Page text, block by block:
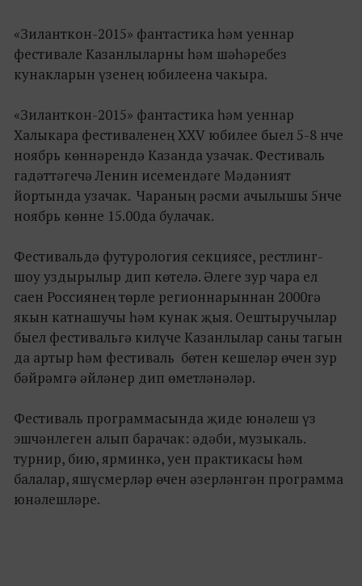
«Зиланткон-2015» фантастика һәм уеннар
фестивале Казанлыларны һәм шәһәребез
кунакларын үзенең юбилеена чакыра.
«Зиланткон-2015» фантастика һәм уеннар
Халыкара фестиваленең XXV юбилее быел 5-8 нче
ноябрь көннәрендә Казанда узачак. Фестиваль
гадәттәгечә Ленин исемендәге Мәдәният
йортында узачак. Чараның рәсми ачылышы 5нче
ноябрь көнне 15.00да булачак.
Фестивальдә футурология секциясе, рестлинг-
шоу уздырылыр дип көтелә. Әлеге зур чара ел
саен Россиянең төрле регионнарыннан 2000гә
якын катнашучы һәм кунак җыя. Оештыручылар
быел фестивальгә килүче Казанлылар саны тагын
да артыр һәм фестиваль бөтен кешеләр өчен зур
бәйрәмгә әйләнер дип өметләнәләр.
Фестиваль программасында җиде юнәлеш үз
эшчәнлеген алып барачак: әдәби, музыкаль.
турнир, бию, ярминкә, уен практикасы һәм
балалар, яшүсмерләр өчен әзерләнгән программа
юнәлешләре.